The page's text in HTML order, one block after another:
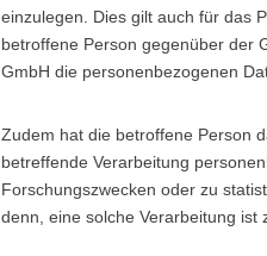
einzulegen. Dies gilt auch für das
betroffene Person gegenüber der
GmbH die personenbezogenen
Zudem hat die betroffene Person
betreffende Verarbeitung
Forschungszwecken oder zu
denn, eine solche Verarbeitung